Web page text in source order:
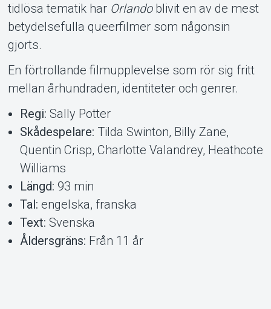
tidlösa tematik har Orlandoblivit en av de mest
betydelsefulla queerfilmer som någonsin
gjorts.
En förtrollande filmupplevelse som rör sig fritt
mellan århundraden, identiteter och genrer.
Regi: Sally Potter
Skådespelare: Tilda Swinton, Billy Zane,
Quentin Crisp, Charlotte Valandrey, Heathcote
Williams
Längd: 93 min
Tal: engelska, franska
Text: Svenska
Åldersgräns: Från 11 år